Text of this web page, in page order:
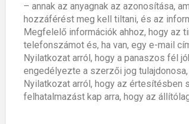
– annak az anyagnak az azonosítása,
hozzáférést meg kell tiltani, és az
Megfelelő információk ahhoz, hogy az
telefonszámot és, ha van, egy e-mail
Nyilatkozat arról, hogy a panaszos fél
engedélyezte a szerzői jog
Nyilatkozat arról, hogy az értesítésben
felhatalmazást kap arra, hogy az